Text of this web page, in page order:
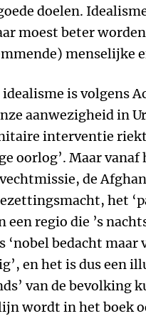
doelen.
moest beter
menselijke
is volgens
aanwezigheid in
interventie
oorlog’. Maar
de
het
een regio die ’s
‘nobel bedacht maar
en het is dus een
van de bevolking
wordt in het boek